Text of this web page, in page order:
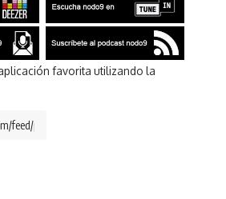
favorita utilizando la